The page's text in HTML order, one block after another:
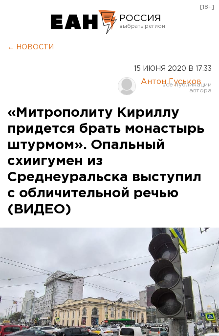
РОССИЯ
Курган
Оренбург
[18+]
← НОВОСТИ
15 ИЮНЯ 2020 В 17:33
Антон Гуськов
«Митрополиту Кириллу
придется брать монастырь
штурмом». Опальный
схиигумен из
Среднеуральска выступил
с обличительной речью
(ВИДЕО)